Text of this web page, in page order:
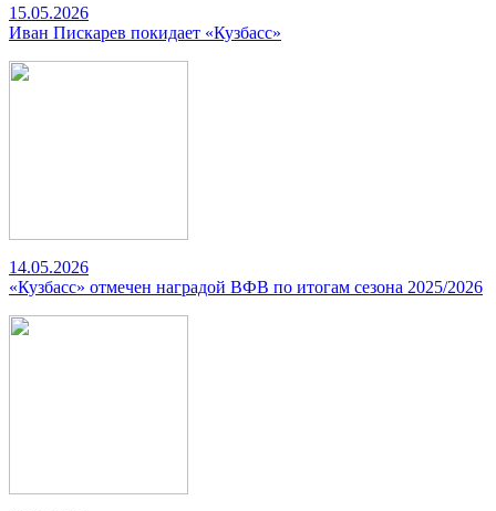
15.05.2026
Иван Пискарев покидает «Кузбасс»
14.05.2026
«Кузбасс» отмечен наградой ВФВ по итогам сезона 2025/2026